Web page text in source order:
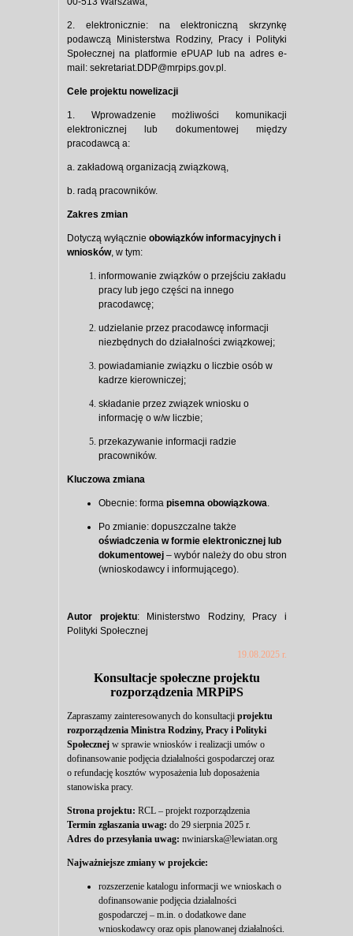
2. elektronicznie: na elektroniczną skrzynkę
podawczą Ministerstwa Rodziny, Pracy i Polityki
Społecznej na platformie ePUAP lub na adres e-
mail: sekretariat.DDP@mrpips.gov.pl .
Cele projektu nowelizacji
1. Wprowadzenie możliwości komunikacji
elektronicznej lub dokumentowej między
pracodawcą a:
a. zakładową organizacją związkową,
b. radą pracowników.
Zakres zmian
Dotyczą wyłącznie obowiązków informacyjnych i
wniosków, w tym:
informowanie związków o przejściu zakładu
pracy lub jego części na innego
pracodawcę;
udzielanie przez pracodawcę informacji
niezbędnych do działalności związkowej;
powiadamianie związku o liczbie osób w
kadrze kierowniczej;
składanie przez związek wniosku o
informację o w/w liczbie;
przekazywanie informacji radzie
pracowników.
Kluczowa zmiana
Obecnie: forma pisemna obowiązkowa.
Po zmianie: dopuszczalne także
oświadczenia w formie elektronicznej lub
dokumentowej – wybór należy do obu stron
(wnioskodawcy i informującego).
Autor projektu: Ministerstwo Rodziny, Pracy i
Polityki Społecznej
19.08.2025 r.
Konsultacje społeczne projektu
rozporządzenia MRPiPS
Zapraszamy zainteresowanych do konsultacji projektu
rozporządzenia Ministra Rodziny, Pracy i Polityki
Społecznej w sprawie wniosków i realizacji umów o
dofinansowanie podjęcia działalności gospodarczej oraz
o refundację kosztów wyposażenia lub doposażenia
stanowiska pracy.
Strona projektu: RCL – projekt rozporządzenia
Termin zgłaszania uwag: do 29 sierpnia 2025 r.
Adres do przesyłania uwag: nwiniarska@lewiatan.org
Najważniejsze zmiany w projekcie:
rozszerzenie katalogu informacji we wnioskach o
dofinansowanie podjęcia działalności
gospodarczej – m.in. o dodatkowe dane
wnioskodawcy oraz opis planowanej działalności.